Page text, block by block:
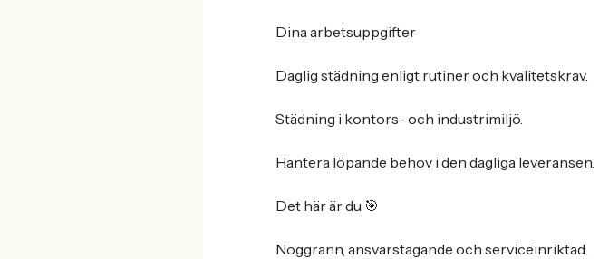
Dina arbetsuppgifter
Daglig städning enligt rutiner och kvalitetskrav.
Städning i kontors- och industrimiljö.
Hantera löpande behov i den dagliga leveransen.
Det här är du 🎯
Noggrann, ansvarstagande och serviceinriktad.